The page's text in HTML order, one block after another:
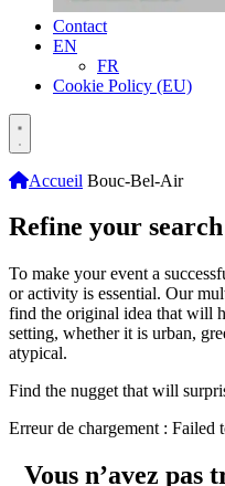
Contact
EN
FR
Cookie Policy (EU)
Accueil Bouc-Bel-Air
Refine your search
To make your event a
or activity is essential. Our
find the original idea that will
setting, whether it is urban,
atypical.
Find the nugget that will
Erreur de chargement : Failed
Vous n’avez pas